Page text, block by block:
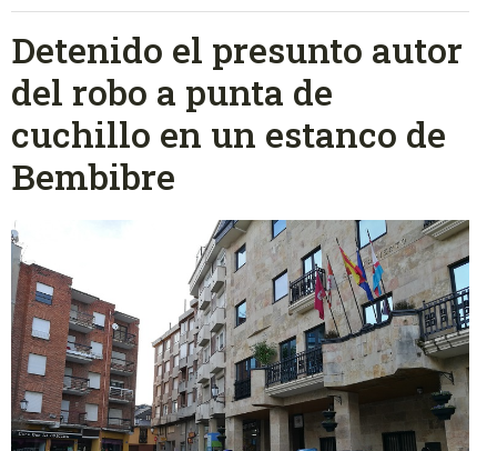
Detenido el presunto autor
del robo a punta de
cuchillo en un estanco de
Bembibre